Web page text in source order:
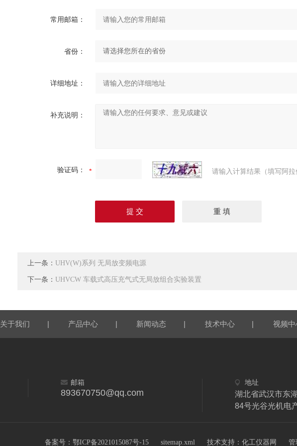
常用邮箱：
省份：
详细地址：
补充说明：
验证码： 请输入计算结果（填写阿
上一条： UHV(W)系列 无局放变频电源
下一条： UHVCW 车载式高压充气式无局放组合实验装置
关于我们 | 产品中心 | 新闻动态 | 技术中心 | 视频中
邮箱
893670750@qq.com
地址
湖北省武汉市东
84号光谷光机电
备案号：鄂ICP备2021015087号-15 sitemap.xml 技术支持： 化工仪器网 管